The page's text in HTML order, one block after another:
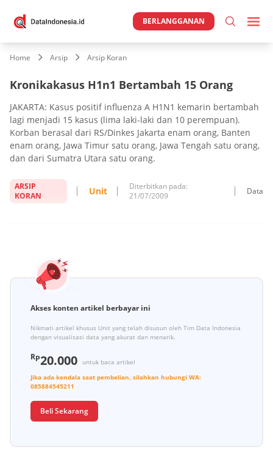
BERLANGGANAN
Home Arsip Arsip Koran
Kronikakasus H1n1 Bertambah 15 Orang
JAKARTA: Kasus positif influenza A H1N1 kemarin bertambah
lagi menjadi 15 kasus (lima laki-laki dan 10 perempuan).
Korban berasal dari RS/Dinkes Jakarta enam orang, Banten
enam orang, Jawa Timur satu orang, Jawa Tengah satu orang,
dan dari Sumatra Utara satu orang.
ARSIP
KORAN
Unit
Diterbitkan pada:
21/07/2009
Data
Akses konten artikel berbayar ini
Nikmati artikel khusus Unit yang telah disusun oleh Tim Data Indonesia
dengan visualisasi data yang akurat dan menarik.
Rp20.000
untuk baca artikel
Jika ada kendala saat pembelian, silahkan hubungi WA:
085884545211
Beli Sekarang